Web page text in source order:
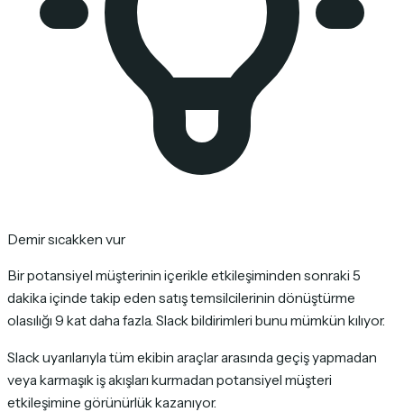
Demir sıcakken vur
Bir potansiyel müşterinin içerikle etkileşiminden sonraki 5
dakika içinde takip eden satış temsilcilerinin dönüştürme
olasılığı 9 kat daha fazla. Slack bildirimleri bunu mümkün kılıyor.
Slack uyarılarıyla tüm ekibin araçlar arasında geçiş yapmadan
veya karmaşık iş akışları kurmadan potansiyel müşteri
etkileşimine görünürlük kazanıyor.